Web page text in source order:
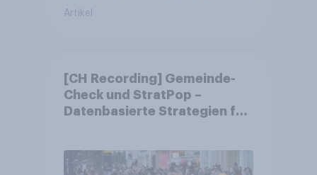
Artikel
[CH Recording] Gemeinde-
Check und StratPop –
Datenbasierte Strategien für